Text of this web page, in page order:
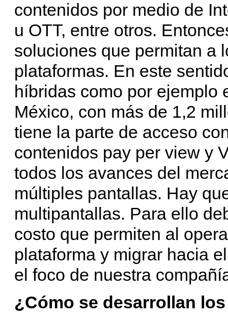
contenidos por medio de
u OTT, entre otros.
soluciones que permitan a
plataformas. En este
híbridas como por ejemplo
México, con más de 1,2
tiene la parte de acceso
contenidos pay per view y
todos los avances del
múltiples pantallas. Hay
multipantallas. Para ello
costo que permiten al
plataforma y migrar hacia
el foco de nuestra
¿Cómo se desarrollan